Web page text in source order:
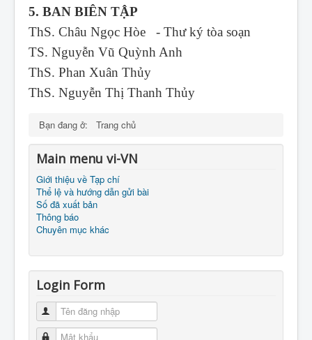
5. BAN BIÊN TẬP
ThS. Châu Ngọc Hòe - Thư ký tòa soạn
TS. Nguyễn Vũ Quỳnh Anh
ThS. Phan Xuân Thủy
ThS. Nguyễn Thị Thanh Thủy
Bạn đang ở: Trang chủ
Main menu vi-VN
Giới thiệu về Tạp chí
Thể lệ và hướng dẫn gửi bài
Số đã xuất bản
Thông báo
Chuyên mục khác
Login Form
Tên đăng nhập
Mật khẩu